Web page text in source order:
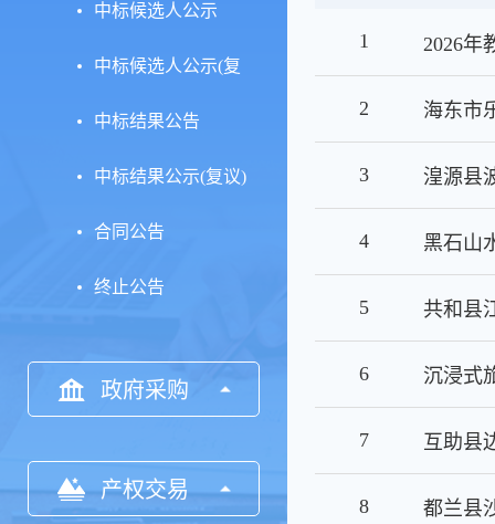
中标候选人公示
中标候选人公示(复
议)
中标结果公告
中标结果公示(复议)
合同公告
终止公告
政府采购
产权交易
1
2
3
4
5
6
7
8 都兰县